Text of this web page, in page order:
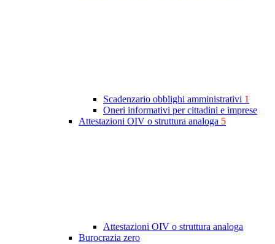
Scadenzario obblighi amministrativi 1
Oneri informativi per cittadini e imprese
Attestazioni OIV o struttura analoga 5
Attestazioni OIV o struttura analoga
Burocrazia zero